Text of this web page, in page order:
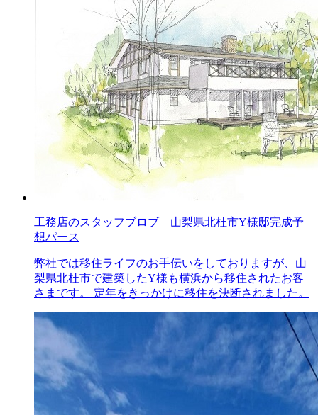
工務店のスタッフブロブ 山梨県北杜市Y様邸完成予
想パース
弊社では移住ライフのお手伝いをしておりますが、山
梨県北杜市で建築したY様も横浜から移住されたお客
さまです。 定年をきっかけに移住を決断されました。